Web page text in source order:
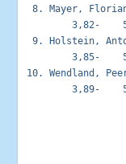
8. Mayer,
3,82-
9. Holstein,
3,85-
10. Wendland,
3,89-